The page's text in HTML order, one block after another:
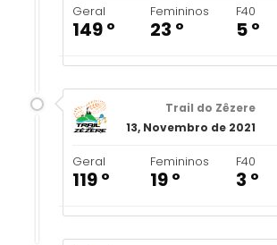
Geral
149 º
Femininos
23 º
F40
5 º
Trail do Zêzere
13, Novembro de 2021
Geral
119 º
Femininos
19 º
F40
3 º